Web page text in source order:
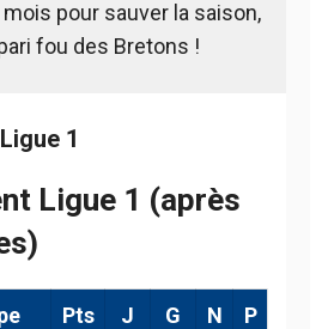
mois pour sauver la saison,
fou des Bretons !
1
Ligue 1 (après
Pts J G N P